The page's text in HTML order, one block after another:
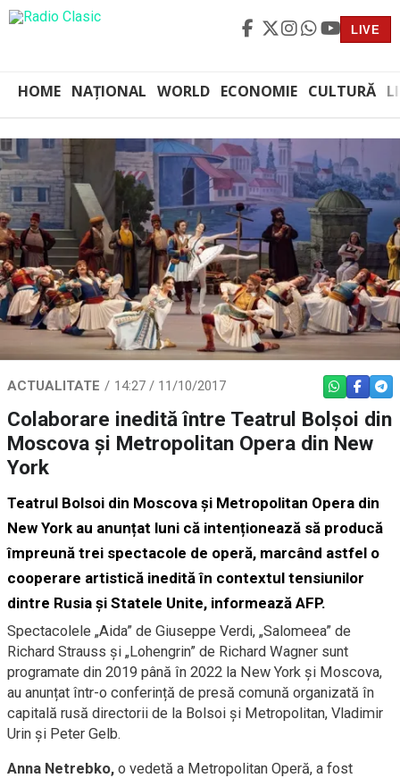
LIVE
HOME NAȚIONAL WORLD ECONOMIE CULTURĂ
ACTUALITATE 14:27 / 11/10/2017 WHATSAPP
Colaborare inedită între Teatrul Bolșoi din
Moscova și Metropolitan Opera din New
York
Teatrul Bolsoi din Moscova și Metropolitan Opera din
New York au anunțat luni că intenționează să producă
împreună trei spectacole de operă, marcând astfel o
cooperare artistică inedită în contextul tensiunilor
dintre Rusia și Statele Unite, informează AFP.
Spectacolele „Aida” de Giuseppe Verdi, „Salomeea” de
Richard Strauss și „Lohengrin” de Richard Wagner sunt
programate din 2019 până în 2022 la New York și Moscova,
au anunțat într-o conferință de presă comună organizată în
capitală rusă directorii de la Bolsoi și Metropolitan, Vladimir
Urin și Peter Gelb.
Anna Netrebko, o vedetă a Metropolitan Operă, a fost